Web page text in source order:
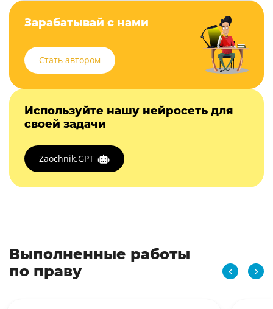
Зарабатывай с нами
Стать автором
Используйте нашу нейросеть для
своей задачи
Zaochnik.GPT
Выполненные работы
по праву